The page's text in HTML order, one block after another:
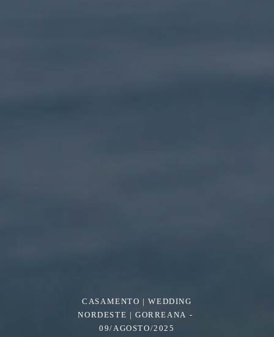
CASAMENTO | WEDDING
NORDESTE | GORREANA
09/AGOSTO/2025